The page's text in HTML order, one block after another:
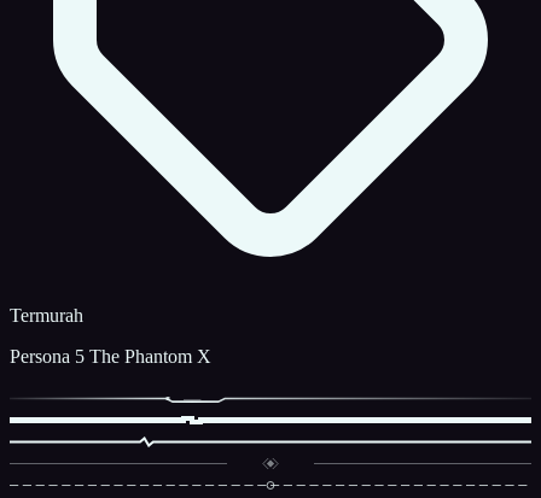
Termurah
Persona 5 The Phantom X